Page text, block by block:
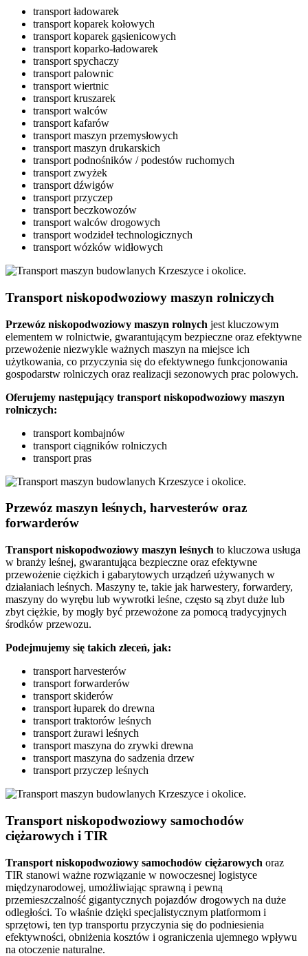
transport ładowarek
transport koparek kołowych
transport koparek gąsienicowych
transport koparko-ładowarek
transport spychaczy
transport palownic
transport wiertnic
transport kruszarek
transport walców
transport kafarów
transport maszyn przemysłowych
transport maszyn drukarskich
transport podnośników / podestów ruchomych
transport zwyżek
transport dźwigów
transport przyczep
transport beczkowozów
transport walców drogowych
transport wodzideł technologicznych
transport wózków widłowych
Transport niskopodwoziowy maszyn rolniczych
Przewóz niskopodwoziowy maszyn rolnych jest kluczowym
elementem w rolnictwie, gwarantującym bezpieczne oraz efektywne
przewożenie niezwykle ważnych maszyn na miejsce ich
użytkowania, co przyczynia się do efektywnego funkcjonowania
gospodarstw rolniczych oraz realizacji sezonowych prac polowych.
Oferujemy następujący transport niskopodwoziowy maszyn
rolniczych:
transport kombajnów
transport ciągników rolniczych
transport pras
Przewóz maszyn leśnych, harvesterów oraz
forwarderów
Transport niskopodwoziowy maszyn leśnych to kluczowa usługa
w branży leśnej, gwarantująca bezpieczne oraz efektywne
przewożenie ciężkich i gabarytowych urządzeń używanych w
działaniach leśnych. Maszyny te, takie jak harwestery, forwardery,
maszyny do wyrębu lub wywrotki leśne, często są zbyt duże lub
zbyt ciężkie, by mogły być przewożone za pomocą tradycyjnych
środków przewozu.
Podejmujemy się takich zleceń, jak:
transport harvesterów
transport forwarderów
transport skiderów
transport łuparek do drewna
transport traktorów leśnych
transport żurawi leśnych
transport maszyna do zrywki drewna
transport maszyna do sadzenia drzew
transport przyczep leśnych
Transport niskopodwoziowy samochodów
ciężarowych i TIR
Transport niskopodwoziowy samochodów ciężarowych oraz
TIR stanowi ważne rozwiązanie w nowoczesnej logistyce
międzynarodowej, umożliwiając sprawną i pewną
przemieszczalność gigantycznych pojazdów drogowych na duże
odległości. To właśnie dzięki specjalistycznym platformom i
sprzętowi, ten typ transportu przyczynia się do podniesienia
efektywności, obniżenia kosztów i ograniczenia ujemnego wpływu
na otoczenie naturalne.